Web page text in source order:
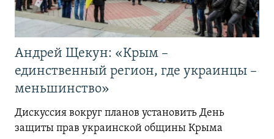
Андрей Щекун: «Крым –
единственный регион, где украинцы –
меньшинство»
Дискуссия вокруг планов установить День
защиты прав украинской общины Крыма